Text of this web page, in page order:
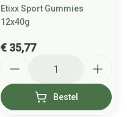
Etixx Sport Gummies
12x40g
€ 35,77
Bestel